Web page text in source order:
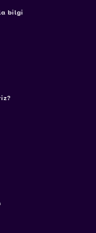
bilgi